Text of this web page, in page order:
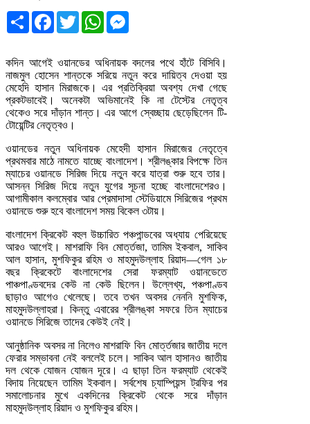
Share Facebook
TwitterWhatsApp
কদিন আগেই ওয়ানডের অধিনায়ক বদলের পথে হাঁটে বিসিবি।
নাজমুল হোসেন শান্তকে সরিয়ে নতুন করে দায়িত্ব দেওয়া হয়
মেহেদি হাসান মিরাজকে। এর প্রতিক্রিয়া অবশ্য দেখা গেছে
প্রকটভাবেই। অনেকটা অভিমানেই কি না টেস্টের নেতৃত্ব
থেকেও সরে দাঁড়ান শান্ত। এর আগে স্বেচ্ছায় ছেড়েছিলেন টি-
টোয়েন্টির নেতৃত্বও।
ওয়ানডের নতুন অধিনায়ক মেহেদী হাসান মিরাজের নেতৃত্বে
প্রথমবার মাঠে নামতে যাচ্ছে বাংলাদেশ। শ্রীলঙ্কার বিপক্ষে তিন
ম্যাচের ওয়ানডে সিরিজ দিয়ে নতুন করে যাত্রা শুরু হবে তার।
আসন্ন সিরিজ দিয়ে নতুন যুগের সূচনা হচ্ছে বাংলাদেশেরও।
আগামীকাল কলম্বোর আর প্রেমাদাসা স্টেডিয়ামে সিরিজের প্রথম
ওয়ানডে শুরু হবে বাংলাদেশ সময় বিকেল ৩টায়।
বাংলাদেশ ক্রিকেট বহুল উচ্চারিত পঞ্চপান্ডবের অধ্যায় পেরিয়েছে
আরও আগেই। মাশরাফি বিন মোর্ত্তজা, তামিম ইকবাল, সাকিব
আল হাসান, মুশফিকুর রহিম ও মাহমুদউল্লাহ রিয়াদ—গেল ১৮
বছর ক্রিকেটে বাংলাদেশের সেরা ফরম্যাট ওয়ানডেতে
পাঞ্চপাণ্ডবদের কেউ না কেউ ছিলেন। উল্লেখ্য, পঞ্চপাণ্ডব
ছাড়াও আগেও খেলেছে। তবে তখন অবসর নেননি মুশফিক,
মাহমুদউল্লাহরা। কিন্তু এবারের শ্রীলঙ্কা সফরে তিন ম্যাচের
ওয়ানডে সিরিজে তাদের কেউই নেই।
আনুষ্ঠানিক অবসর না নিলেও মাশরাফি বিন মোর্ত্তজার জাতীয় দলে
ফেরার সম্ভাবনা নেই বললেই চলে। সাকিব আল হাসানও জাতীয়
দল থেকে যোজন যোজন দূরে। এ ছাড়া তিন ফরম্যাট থেকেই
বিদায় নিয়েছেন তামিম ইকবাল। সর্বশেষ চ্যাম্পিয়ন্স ট্রফির পর
সমালোচনার মুখে একদিনের ক্রিকেট থেকে সরে দাঁড়ান
মাহমুদউল্লাহ রিয়াদ ও মুশফিকুর রহিম।